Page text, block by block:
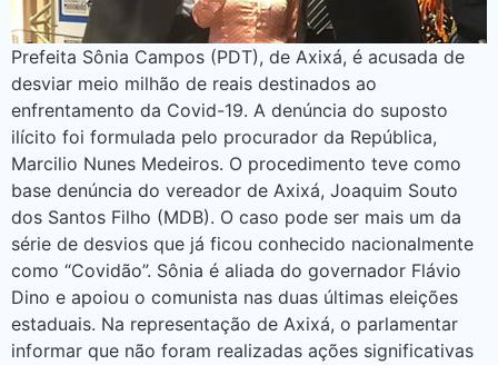
Prefeita Sônia Campos (PDT), de Axixá, é acusada de
desviar meio milhão de reais destinados ao
enfrentamento da Covid-19. A denúncia do suposto
ilícito foi formulada pelo procurador da República,
Marcilio Nunes Medeiros. O procedimento teve como
base denúncia do vereador de Axixá, Joaquim Souto
dos Santos Filho (MDB). O caso pode ser mais um da
série de desvios que já ficou conhecido nacionalmente
como “Covidão”. Sônia é aliada do governador Flávio
Dino e apoiou o comunista nas duas últimas eleições
estaduais. Na representação de Axixá, o parlamentar
informar que não foram realizadas ações significativas